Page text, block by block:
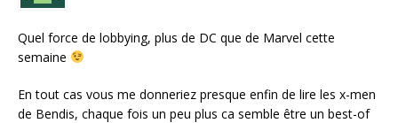
Quel force de lobbying, plus de DC que de Marvel cette
semaine
En tout cas vous me donneriez presque enfin de lire les x-men
de Bendis, chaque fois un peu plus ca semble être un best-of